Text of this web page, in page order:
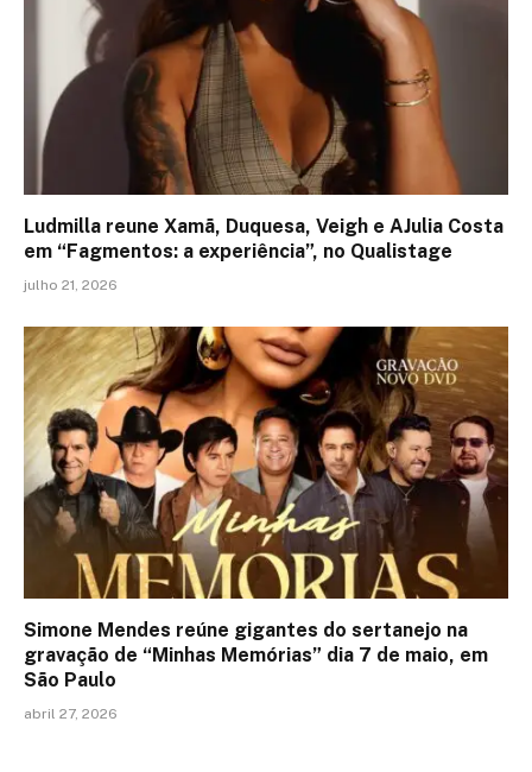
Ludmilla reune Xamã, Duquesa, Veigh e AJulia Costa
em “Fagmentos: a experiência”, no Qualistage
julho 21, 2026
Simone Mendes reúne gigantes do sertanejo na
gravação de “Minhas Memórias” dia 7 de maio, em
São Paulo
abril 27, 2026